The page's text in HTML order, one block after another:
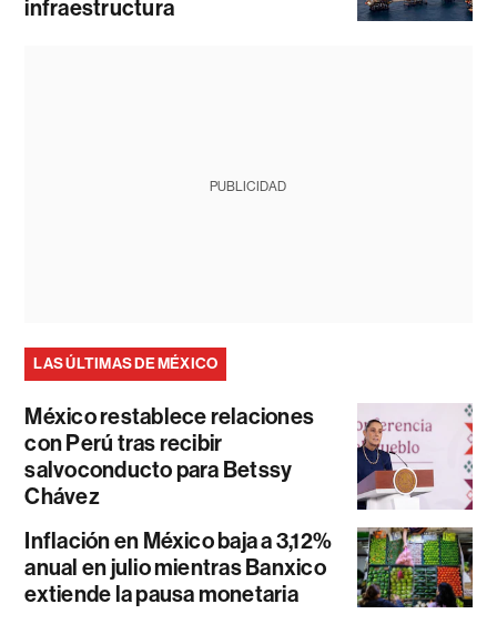
infraestructura
PUBLICIDAD
LAS ÚLTIMAS DE MÉXICO
México restablece relaciones
con Perú tras recibir
salvoconducto para Betssy
Chávez
Inflación en México baja a 3,12%
anual en julio mientras Banxico
extiende la pausa monetaria